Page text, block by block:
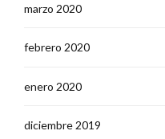
marzo 2020
febrero 2020
enero 2020
diciembre 2019